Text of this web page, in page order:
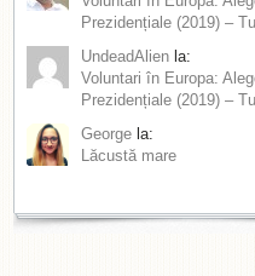
Prezidențiale (2019) –
UndeadAlien la:
Voluntari în Europa:
Prezidențiale (2019) –
George la:
Lăcustă mare